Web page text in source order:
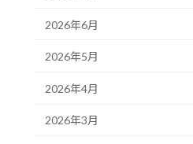
2026年6月
2026年5月
2026年4月
2026年3月